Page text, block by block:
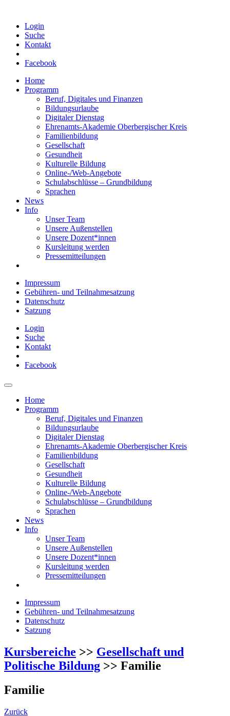
Login
Suche
Kontakt
Facebook
Home
Programm
Beruf, Digitales und Finanzen
Bildungsurlaube
Digitaler Dienstag
Ehrenamts-Akademie Oberbergischer Kreis
Familienbildung
Gesellschaft
Gesundheit
Kulturelle Bildung
Online-/Web-Angebote
Schulabschlüsse – Grundbildung
Sprachen
News
Info
Unser Team
Unsere Außenstellen
Unsere Dozent*innen
Kursleitung werden
Pressemitteilungen
Impressum
Gebühren- und Teilnahmesatzung
Datenschutz
Satzung
Login
Suche
Kontakt
Facebook
Home
Programm
Beruf, Digitales und Finanzen
Bildungsurlaube
Digitaler Dienstag
Ehrenamts-Akademie Oberbergischer Kreis
Familienbildung
Gesellschaft
Gesundheit
Kulturelle Bildung
Online-/Web-Angebote
Schulabschlüsse – Grundbildung
Sprachen
News
Info
Unser Team
Unsere Außenstellen
Unsere Dozent*innen
Kursleitung werden
Pressemitteilungen
Impressum
Gebühren- und Teilnahmesatzung
Datenschutz
Satzung
Kursbereiche >> Gesellschaft und
Politische Bildung >> Familie
Familie
Zurück